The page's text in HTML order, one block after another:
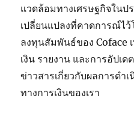
แวดล้อมทางเศรษฐกิจในป
เปลี่ยนแปลงที่คาดการณ์ไ
ลงทุนสัมพันธ์ของ Coface
เงิน รายงาน และการอัปเ
ข่าวสารเกี่ยวกับผลการดำ
ทางการเงินของเรา